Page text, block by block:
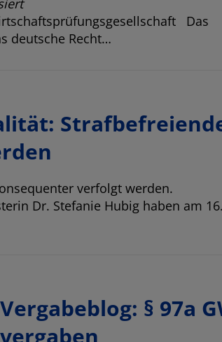
Das
deutsche Recht…
verfolgt werden.
Dr. Stefanie Hubig haben am
§ 97a